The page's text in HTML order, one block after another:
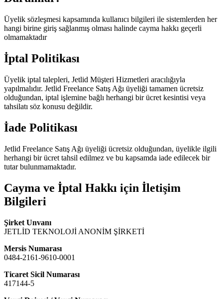
Üyelik sözleşmesi kapsamında kullanıcı bilgileri ile sistemlerden her
hangi birine giriş sağlanmış olması halinde cayma hakkı geçerli
olmamaktadır
İptal Politikası
Üyelik iptal talepleri, Jetlid Müşteri Hizmetleri aracılığıyla
yapılmalıdır. Jetlid Freelance Satış Ağı üyeliği tamamen ücretsiz
olduğundan, iptal işlemine bağlı herhangi bir ücret kesintisi veya
tahsilatı söz konusu değildir.
İade Politikası
Jetlid Freelance Satış Ağı üyeliği ücretsiz olduğundan, üyelikle ilgili
herhangi bir ücret tahsil edilmez ve bu kapsamda iade edilecek bir
tutar bulunmamaktadır.
Cayma ve İptal Hakkı için İletişim
Bilgileri
Şirket Unvanı
JETLİD TEKNOLOJİ ANONİM ŞİRKETİ
Mersis Numarası
0484-2161-9610-0001
Ticaret Sicil Numarası
417144-5